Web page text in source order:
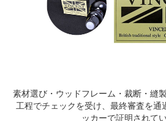
素材選び・ウッドフレーム・裁断・縫
工程でチェックを受け、最終審査を通
ッカーで証明されてい